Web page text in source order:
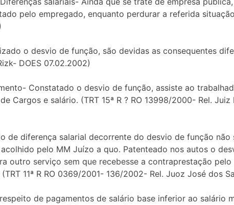
pelo empregado, enquanto perdurar a referida
o desvio de função, são devidas as consequentes
DOES 07.02.2002)
Constatado o desvio de função, assiste ao
Cargos e salário. (TRT 15ª R ? RO 13998/2000- Rel.
de diferença salarial decorrente do desvio de função
pelo MM Juízo a quo. Patenteado nos autos o
outro serviço sem que recebesse a contraprestação
11ª R RO 0369/2001- 136/2002- Rel. Juoz José dos
de pagamentos de salário base inferior ao salário